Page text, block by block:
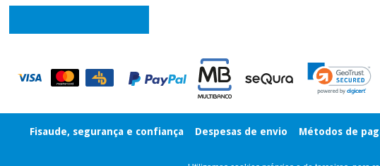
Fisaude, segurança e confiança Despesas de envio Métodos de